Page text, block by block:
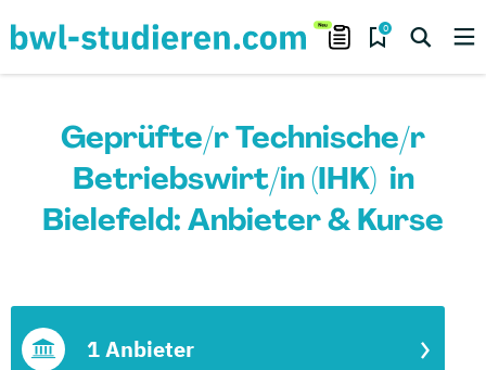
0
Geprüfte/r Technische/r
Betriebswirt/in (IHK) in
Bielefeld: Anbieter & Kurse
1 Anbieter